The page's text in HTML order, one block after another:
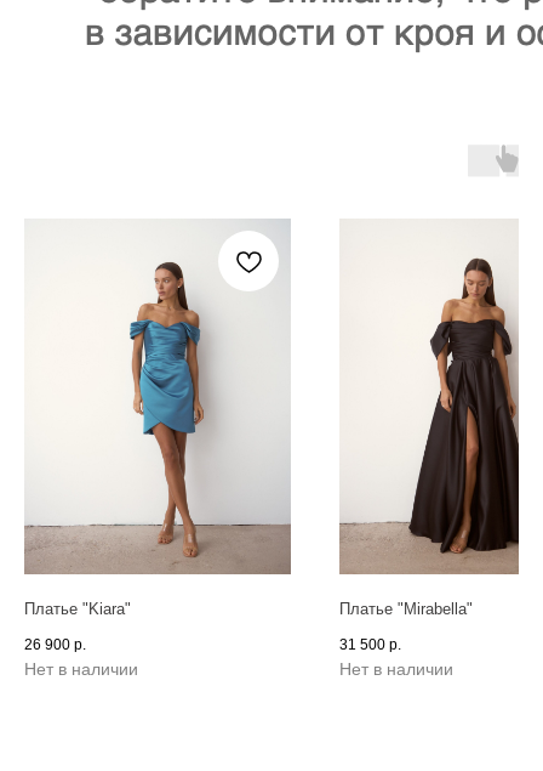
Платье "Kiara"
26 900 р.
Нет в наличии
Платье "Mirabella"
31 500 р.
Нет в наличии